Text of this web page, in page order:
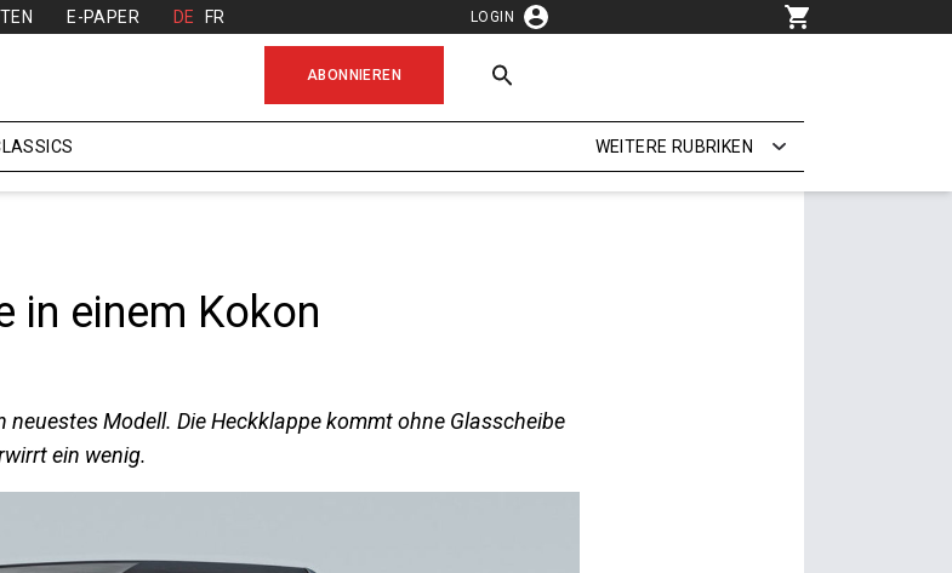
E-PAPER DE FR LOGIN
ABONNIEREN
WEITERE RUBRIKEN
in einem Kokon
neuestes Modell. Die Heckklappe kommt ohne Glasscheibe
ein wenig.